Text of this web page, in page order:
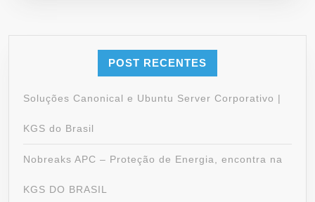
POST RECENTES
Soluções Canonical e Ubuntu Server Corporativo |
KGS do Brasil
Nobreaks APC – Proteção de Energia, encontra na
KGS DO BRASIL